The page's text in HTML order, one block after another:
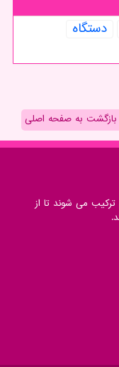
دستگاه
بازگشت به صفحه اصلی
می شوند تا از